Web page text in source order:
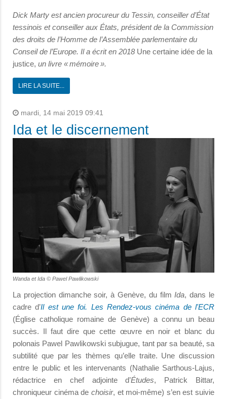
Dick Marty est ancien procureur du Tessin, conseiller d’État
tessinois et conseiller aux États, président de la Commission
des droits de l’Homme de l’Assemblée parlementaire du
Conseil de l’Europe. Il a écrit en 2018 Une certaine idée de la
justice, un livre « mémoire ».
LIRE LA SUITE...
mardi, 14 mai 2019 09:41
Ida et le discernement
Wanda et Ida © Pawel Pawlikowski
La projection dimanche soir, à Genève, du film Ida, dans le
cadre d’Il est une foi. Les Rendez-vous cinéma de l'ECR
(Église catholique romaine de Genève) a connu un beau
succès. Il faut dire que cette œuvre en noir et blanc du
polonais Pawel Pawlikowski subjugue, tant par sa beauté, sa
subtilité que par les thèmes qu’elle traite. Une discussion
entre le public et les intervenants (Nathalie Sarthous-Lajus,
rédactrice en chef adjointe d’Études, Patrick Bittar,
chroniqueur cinéma de choisir, et moi-même) s’en est suivie